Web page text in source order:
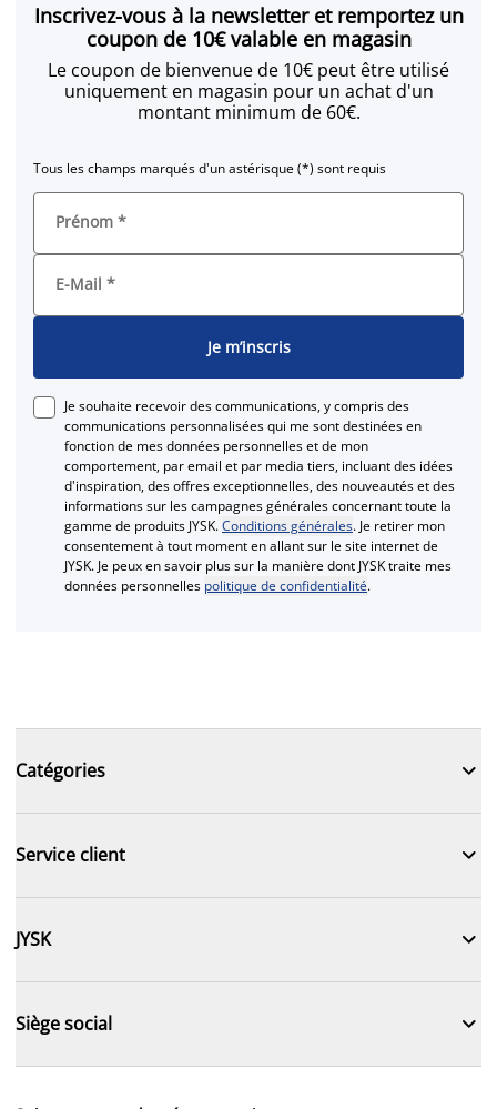
Inscrivez-vous à la newsletter et remportez un
coupon de 10€ valable en magasin
Le coupon de bienvenue de 10€ peut être utilisé
uniquement en magasin pour un achat d'un
montant minimum de 60€.
Tous les champs marqués d'un astérisque (*) sont requis
Prénom *
E-Mail *
Je m’inscris
Je souhaite recevoir des communications, y compris des
communications personnalisées qui me sont destinées en
fonction de mes données personnelles et de mon
comportement, par email et par media tiers, incluant des idées
d'inspiration, des offres exceptionnelles, des nouveautés et des
informations sur les campagnes générales concernant toute la
gamme de produits JYSK.Conditions générales. Je retirer mon
consentement à tout moment en allant sur le site internet de
JYSK. Je peux en savoir plus sur la manière dont JYSK traite mes
données personnelles politique de confidentialité.
Catégories 
Service client 
JYSK 
Siège social 